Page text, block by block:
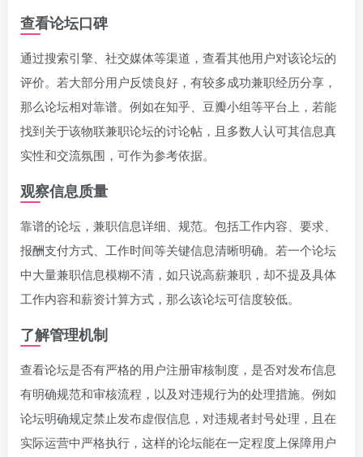
查看论坛口碑
通过搜索引擎、社交媒体等渠道，查看其他用户对该论坛的
评价。若大部分用户反馈良好，有较多成功兼职经历分享，
那么论坛相对靠谱。例如在知乎、豆瓣小组等平台上，若能
找到关于该物联兼职论坛的讨论帖，且多数人认可其信息真
实性和交流氛围，可作为参考依据。
观察信息质量
靠谱的论坛，兼职信息详细、规范。包括工作内容、要求、
报酬支付方式、工作时间等关键信息清晰明确。若一个论坛
中大量兼职信息模糊不清，如只说高薪兼职，却不提及具体
工作内容和薪资计算方式，那么该论坛可信度较低。
了解管理机制
查看论坛是否有严格的用户注册审核制度，是否对发布信息
有明确规范和审核流程，以及对违规行为的处理措施。例如
论坛明确规定禁止发布虚假信息，对违规者封号处理，且在
实际运营中严格执行，这样的论坛能在一定程度上保障用户